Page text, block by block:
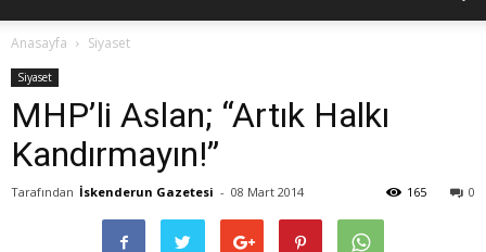
Gazetesi
Anasayfa Siyaset
Siyaset
MHP’li Aslan; “Artık Halkı
Kandırmayın!”
Tarafından İskenderun Gazetesi - 08 Mart 2014 0
165